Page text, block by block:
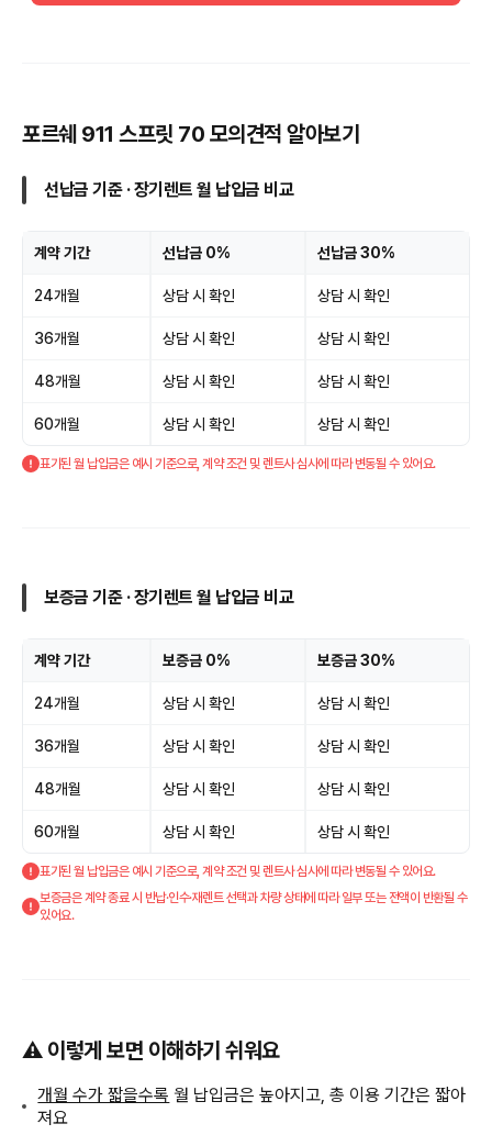
포르쉐 911 스프릿 70 모의견적 알아보기
선납금 기준 · 장기렌트 월 납입금 비교
계약 기간 선납금 0% 선납금 30%
24개월 상담 시 확인 상담 시 확인
36개월 상담 시 확인 상담 시 확인
48개월 상담 시 확인 상담 시 확인
60개월 상담 시 확인 상담 시 확인
표기된 월 납입금은 예시 기준으로, 계약 조건 및 렌트사 심사에 따라 변동될 수 있어요.
보증금 기준 · 장기렌트 월 납입금 비교
계약 기간 보증금 0% 보증금 30%
24개월 상담 시 확인 상담 시 확인
36개월 상담 시 확인 상담 시 확인
48개월 상담 시 확인 상담 시 확인
60개월 상담 시 확인 상담 시 확인
표기된 월 납입금은 예시 기준으로, 계약 조건 및 렌트사 심사에 따라 변동될 수 있어요.
보증금은 계약 종료 시 반납·인수·재렌트 선택과 차량 상태에 따라 일부 또는 전액이 반환될 수
있어요.
⚠️ 이렇게 보면 이해하기 쉬워요
개월 수가 짧을수록 월 납입금은 높아지고, 총 이용 기간은 짧아
져요